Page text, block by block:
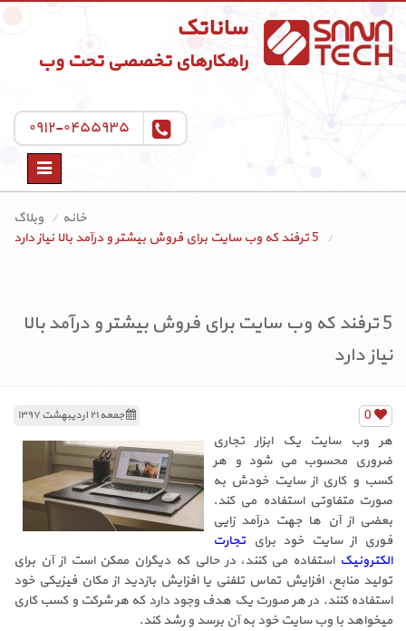
ساناتک
راهکارهای تخصصی تحت وب
۰۹۱۲-۰۴۵۵۹۳۵
Toggle
خانه
وبلاگ
5 ترفند که وب سایت برای فروش بیشتر و درآمد بالا نیاز دارد
5 ترفند که وب سایت برای فروش بیشتر و درآمد بالا
نیاز دارد
جمعه ۲۱ اردیبهشت ۱۳۹۷
0
هر وب سایت یک ابزار تجاری
ضروری محسوب می شود و هر
کسب و کاری از سایت خودش به
صورت متفاوتی استفاده می کند.
بعضی از آن ها جهت درآمد زایی
فوری از سایت خود برای تجارت
الکترونیک استفاده می کنند، در حالی که دیگران ممکن است از آن برای
تولید منابع، افزایش تماس تلفنی یا افزایش بازدید از مکان فیزیکی خود
استفاده کنند. در هر صورت یک هدف وجود دارد که هر شرکت و کسب کاری
میخواهد با وب سایت خود به آن برسد و رشد کند.